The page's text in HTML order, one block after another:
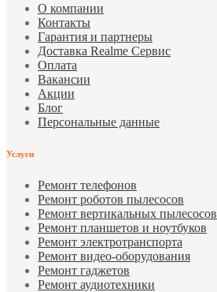
О компании
Контакты
Гарантия и партнеры
Доставка Realme Сервис
Оплата
Вакансии
Акции
Блог
Персональные данные
Услуги
Ремонт телефонов
Ремонт роботов пылесосов
Ремонт вертикальных пылесосов
Ремонт планшетов и ноутбуков
Ремонт электротранспорта
Ремонт видео-оборудования
Ремонт гаджетов
Ремонт аудиотехники